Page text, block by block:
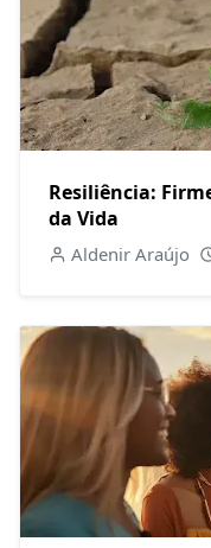
Resiliência:
da Vida
Aldenir Araújo